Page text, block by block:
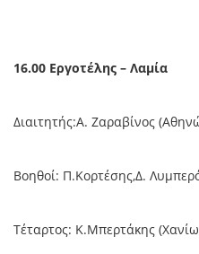
16.00 Εργοτέλης – Λαμία
Διαιτητής:Α. Ζαραβίνος
Βοηθοί: Π.Κορτέσης,Δ.
Τέταρτος: Κ.Μπερτάκης